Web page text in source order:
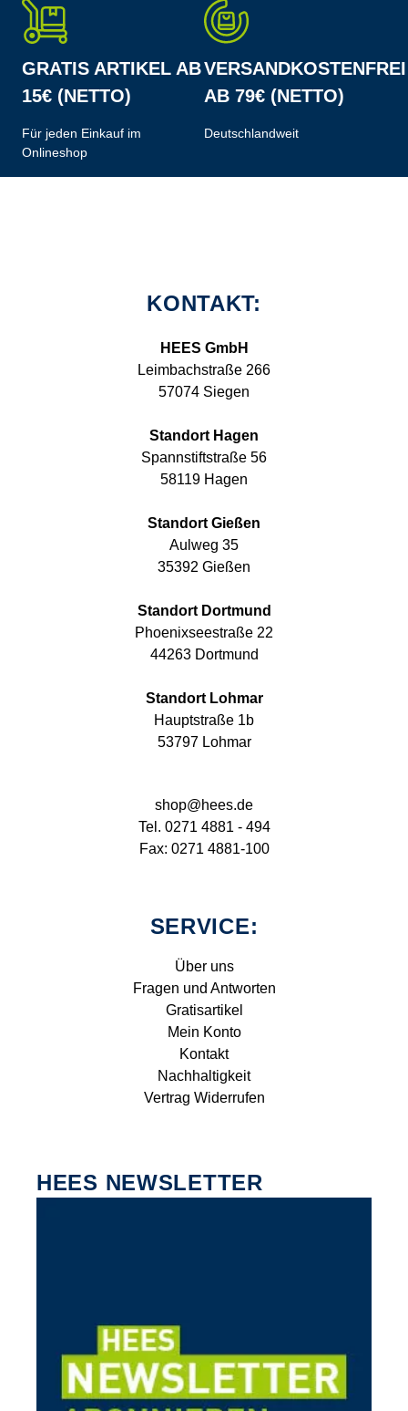
GRATIS ARTIKEL AB
15€ (NETTO)
Für jeden Einkauf im
Onlineshop
VERSANDKOSTENFREI
AB 79€ (NETTO)
Deutschlandweit
KONTAKT:
HEES GmbH
Leimbachstraße 266
57074 Siegen
Standort Hagen
Spannstiftstraße 56
58119 Hagen
Standort Gießen
Aulweg 35
35392 Gießen
Standort Dortmund
Phoenixseestraße 22
44263 Dortmund
Standort Lohmar
Hauptstraße 1b
53797 Lohmar
shop@hees.de
Tel. 0271 4881 - 494
Fax: 0271 4881-100
SERVICE:
Über uns
Fragen und Antworten
Gratisartikel
Mein Konto
Kontakt
Nachhaltigkeit
Vertrag Widerrufen
HEES NEWSLETTER